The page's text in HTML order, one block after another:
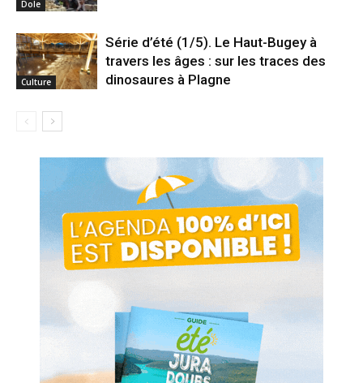
Dole
Culture
Série d’été (1/5). Le Haut-Bugey à
travers les âges : sur les traces des
dinosaures à Plagne